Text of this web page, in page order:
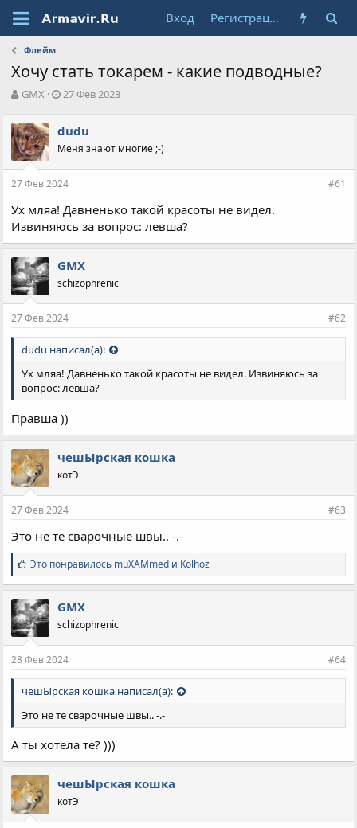
Вход Регистрация
Флейм
Хочу стать токарем - какие подводные?
А
т
о
р
т
е
ы
GMX
Д
а
н
ч
л
а
27 Фев 2023
dudu
Меня знают многие ;-)
27 Фев 2024 #61
Ух мляа! Давненько такой красоты не видел.
Извиняюсь за вопрос: левша?
GMX
schizophrenic
27 Фев 2024 #62
dudu написал(а):
Ух мляа! Давненько такой красоты не видел. Извиняюсь за
вопрос: левша?
Правша ))
чешЫрская кошка
котЭ
27 Фев 2024 #63
Это не те сварочные швы.. -.-
С
и
м
п
а
т
и
:
Это понравилось muXAMmed и Kolhoz
GMX
schizophrenic
28 Фев 2024 #64
чешЫрская кошка написал(а):
Это не те сварочные швы.. -.-
А ты хотела те? )))
чешЫрская кошка
котЭ